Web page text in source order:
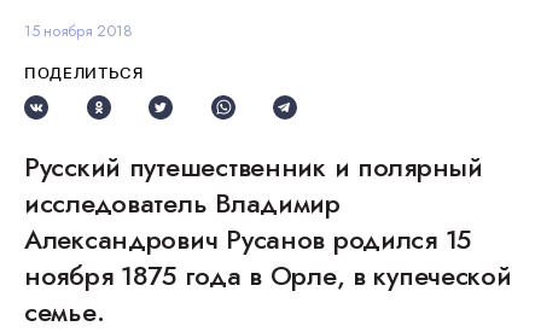
15 ноября 2018
ПОДЕЛИТЬСЯ
Русский путешественник и полярный
исследователь Владимир
Александрович Русанов родился 15
ноября 1875 года в Орле, в купеческой
семье.